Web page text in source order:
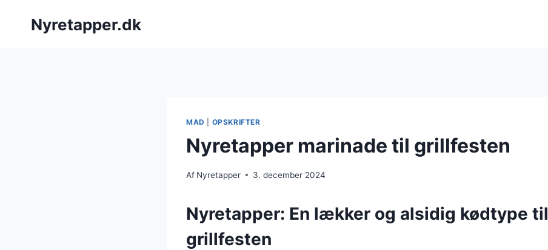
Nyretapper.dk
MAD OPSKRIFTER
Nyretapper marinade til grillfesten
Af Nyretapper 3. december 2024
Nyretapper: En lækker og alsidig kødtype til
grillfesten